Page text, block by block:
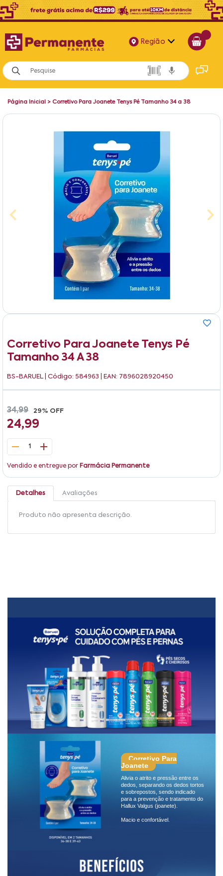
Região
Alagoas
Bahia
Página Inicial > Corretivo Para Joanete Tenys Pé Tamanho 34 a 38
Corretivo Para Joanete Tenys Pé
Tamanho 34 A 38
BS-BARUEL | Código: 584963 | EAN: 7896028920450
34,99 29% OFF
24,99
1
Vendido e entregue por Farmácia Permanente
Detalhes Avaliações
Produto não apresenta descrição.